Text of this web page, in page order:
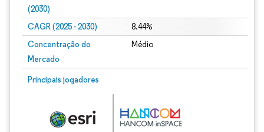
(2030)
CAGR (2025 - 2030) 8.44%
Concentração do
Mercado
Médio
Principais jogadores